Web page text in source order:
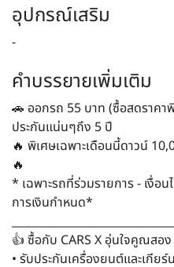
อุปกรณ์เสริม
-
คำบรรยายเพิ่มเติม
🚗 ออกรถ 55 บาท (ซื้อสดราค
ประกันแน่นๆถึง 5 ปี
🔥 พิเศษเฉพาะเดือนนี้ดาวน์
🔥
* เฉพาะรถที่ร่วมรายการ - เงื่อ
การเงินกำหนด*
👍 ซื้อกับ CARS X อุ่นใจคูณสอง
• รับประกันเครื่องยนต์และเกีย